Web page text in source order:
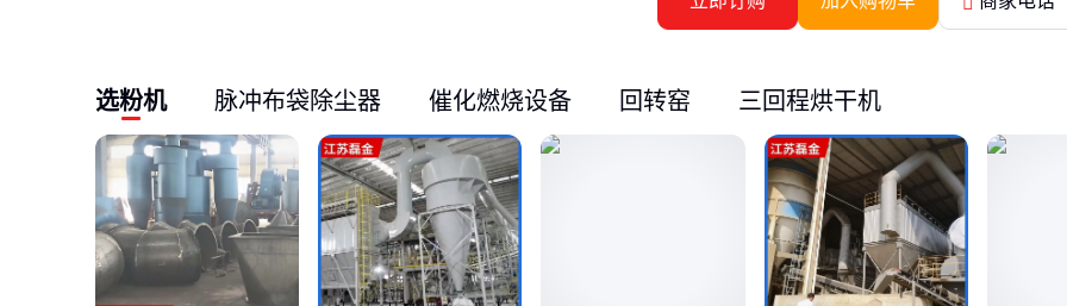
选粉机 脉冲布袋除尘器 催化燃烧设备 回转窑 三回程烘干机